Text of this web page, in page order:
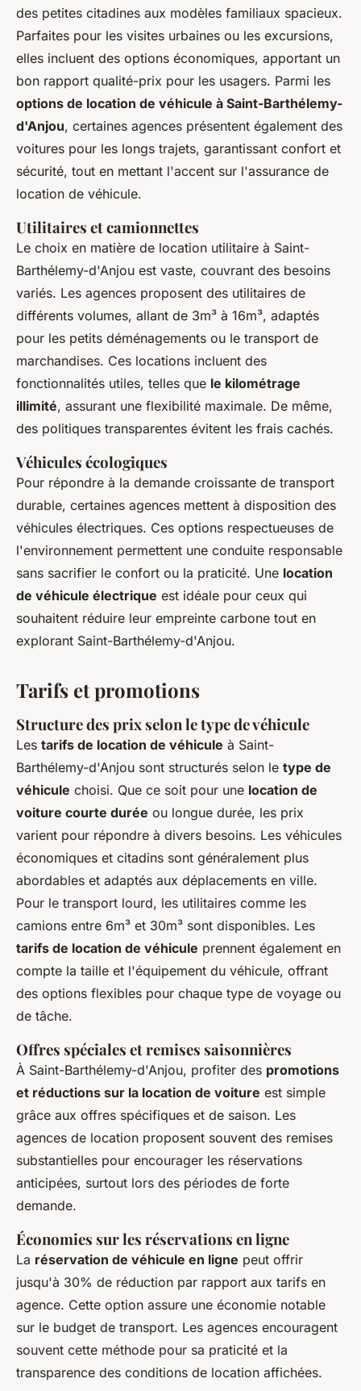
des petites citadines aux modèles familiaux spacieux.
Parfaites pour les visites urbaines ou les excursions,
elles incluent des options économiques, apportant un
bon rapport qualité-prix pour les usagers. Parmi les
options de location de véhicule à Saint-Barthélemy-
d'Anjou, certaines agences présentent également des
voitures pour les longs trajets, garantissant confort et
sécurité, tout en mettant l'accent sur l'assurance de
location de véhicule.
Utilitaires et camionnettes
Le choix en matière de location utilitaire à Saint-
Barthélemy-d'Anjou est vaste, couvrant des besoins
variés. Les agences proposent des utilitaires de
différents volumes, allant de 3m³ à 16m³, adaptés
pour les petits déménagements ou le transport de
marchandises. Ces locations incluent des
fonctionnalités utiles, telles que le kilométrage
illimité, assurant une flexibilité maximale. De même,
des politiques transparentes évitent les frais cachés.
Véhicules écologiques
Pour répondre à la demande croissante de transport
durable, certaines agences mettent à disposition des
véhicules électriques. Ces options respectueuses de
l'environnement permettent une conduite responsable
sans sacrifier le confort ou la praticité. Une location
de véhicule électrique est idéale pour ceux qui
souhaitent réduire leur empreinte carbone tout en
explorant Saint-Barthélemy-d'Anjou.
Tarifs et promotions
Structure des prix selon le type de véhicule
Les tarifs de location de véhicule à Saint-
Barthélemy-d'Anjou sont structurés selon le type de
véhicule choisi. Que ce soit pour une location de
voiture courte durée ou longue durée, les prix
varient pour répondre à divers besoins. Les véhicules
économiques et citadins sont généralement plus
abordables et adaptés aux déplacements en ville.
Pour le transport lourd, les utilitaires comme les
camions entre 6m³ et 30m³ sont disponibles. Les
tarifs de location de véhicule prennent également en
compte la taille et l'équipement du véhicule, offrant
des options flexibles pour chaque type de voyage ou
de tâche.
Offres spéciales et remises saisonnières
À Saint-Barthélemy-d'Anjou, profiter des promotions
et réductions sur la location de voiture est simple
grâce aux offres spécifiques et de saison. Les
agences de location proposent souvent des remises
substantielles pour encourager les réservations
anticipées, surtout lors des périodes de forte
demande.
Économies sur les réservations en ligne
La réservation de véhicule en ligne peut offrir
jusqu'à 30% de réduction par rapport aux tarifs en
agence. Cette option assure une économie notable
sur le budget de transport. Les agences encouragent
souvent cette méthode pour sa praticité et la
transparence des conditions de location affichées.